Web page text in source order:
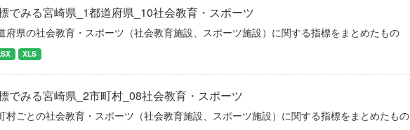
でみる宮崎県_1都道府県_10社会教育・スポーツ
府県の社会教育・スポーツ（社会教育施設、スポーツ施設）に関する指標をまとめたもの
XLS
でみる宮崎県_2市町村_08社会教育・スポーツ
村ごとの社会教育・スポーツ（社会教育施設、スポーツ施設）に関する指標をまとめたもの